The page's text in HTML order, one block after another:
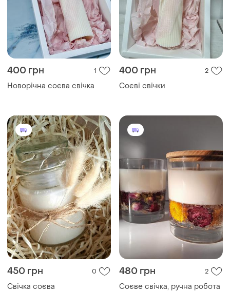
400 грн 1
Новорічна соєва свічка
400 грн 2
Соєві свічки
450 грн 0
Свічка соєва
480 грн 2
Соєве свічка, ручна робота